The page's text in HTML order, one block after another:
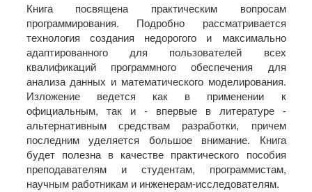
Книга посвящена практическим вопросам
программирования. Подробно рассматривается
технология создания недорогого и максимально
адаптированного для пользователей всех
квалификаций программного обеспечения для
анализа данных и математического моделирования.
Изложение ведется как в применении к
официальным, так и - впервые в литературе -
альтернативным средствам разработки, причем
последним уделяется большое внимание. Книга
будет полезна в качестве практического пособия
преподавателям и студентам, программистам,
научным работникам и инженерам-исследователям.